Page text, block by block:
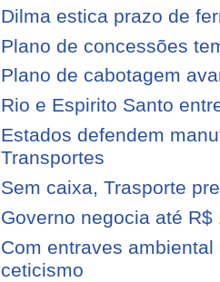
Dilma estica prazo de
Plano de concessões
Plano de cabotagem
Rio e Espirito Santo
Estados defendem
Transportes
Sem caixa, Trasporte
Governo negocia até
Com entraves
ceticismo